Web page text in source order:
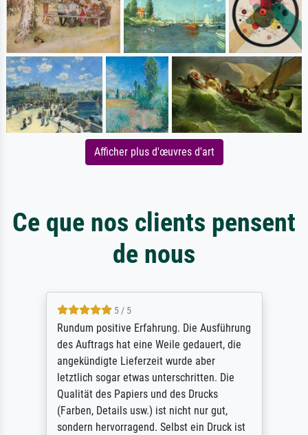
Afficher plus d'œuvres d'art
Ce que nos clients pensent
de nous
5 / 5
Rundum positive Erfahrung. Die Ausführung
des Auftrags hat eine Weile gedauert, die
angekündigte Lieferzeit wurde aber
letztlich sogar etwas unterschritten. Die
Qualität des Papiers und des Drucks
(Farben, Details usw.) ist nicht nur gut,
sondern hervorragend. Selbst ein Druck ist